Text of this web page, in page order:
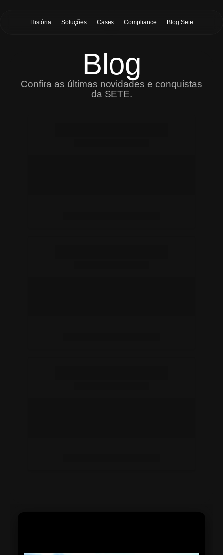
História Soluções Cases Compliance Blog Sete
Blog
Confira as últimas novidades e conquistas
da SETE.